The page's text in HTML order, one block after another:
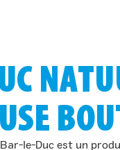
Bar-le-Duc est un